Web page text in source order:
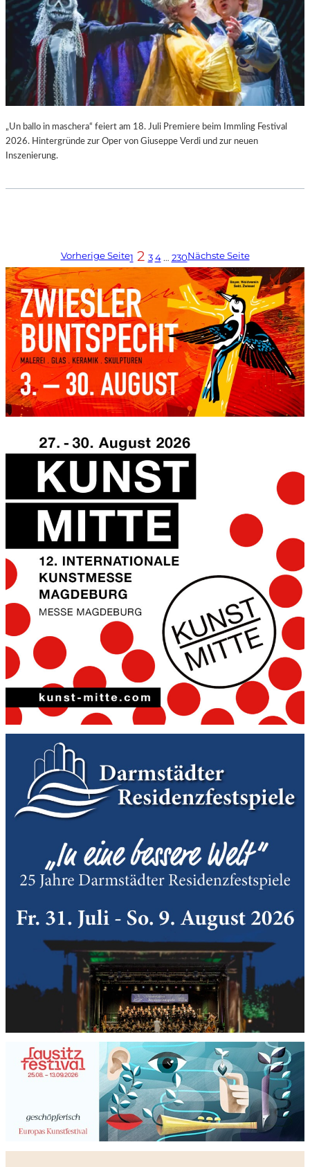
„Un ballo in maschera“ feiert am 18. Juli Premiere beim Immling Festival
2026. Hintergründe zur Oper von Giuseppe Verdi und zur neuen
Inszenierung.
Vorherige Seite1 2 3 4 … 230Nächste Seite